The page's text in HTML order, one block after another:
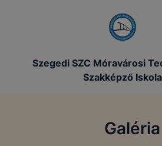
Szegedi SZC Móravárosi
Szakképző Iskola
Galéria